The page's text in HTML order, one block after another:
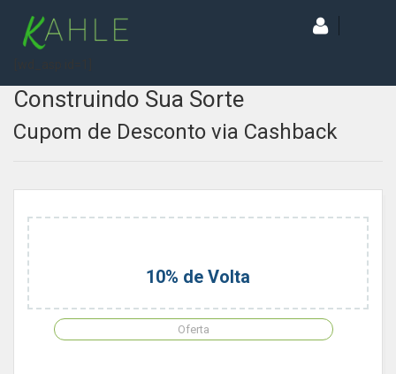
Construindo Sua Sorte
Cupom de Desconto via Cashback
10% de Volta
Oferta